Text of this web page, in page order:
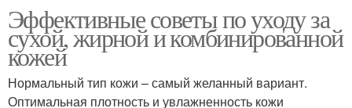
Эффективные советы по уходу за
сухой, жирной и комбинированной
кожей
Нормальный тип кожи – самый желанный вариант.
Оптимальная плотность и увлажненность кожи